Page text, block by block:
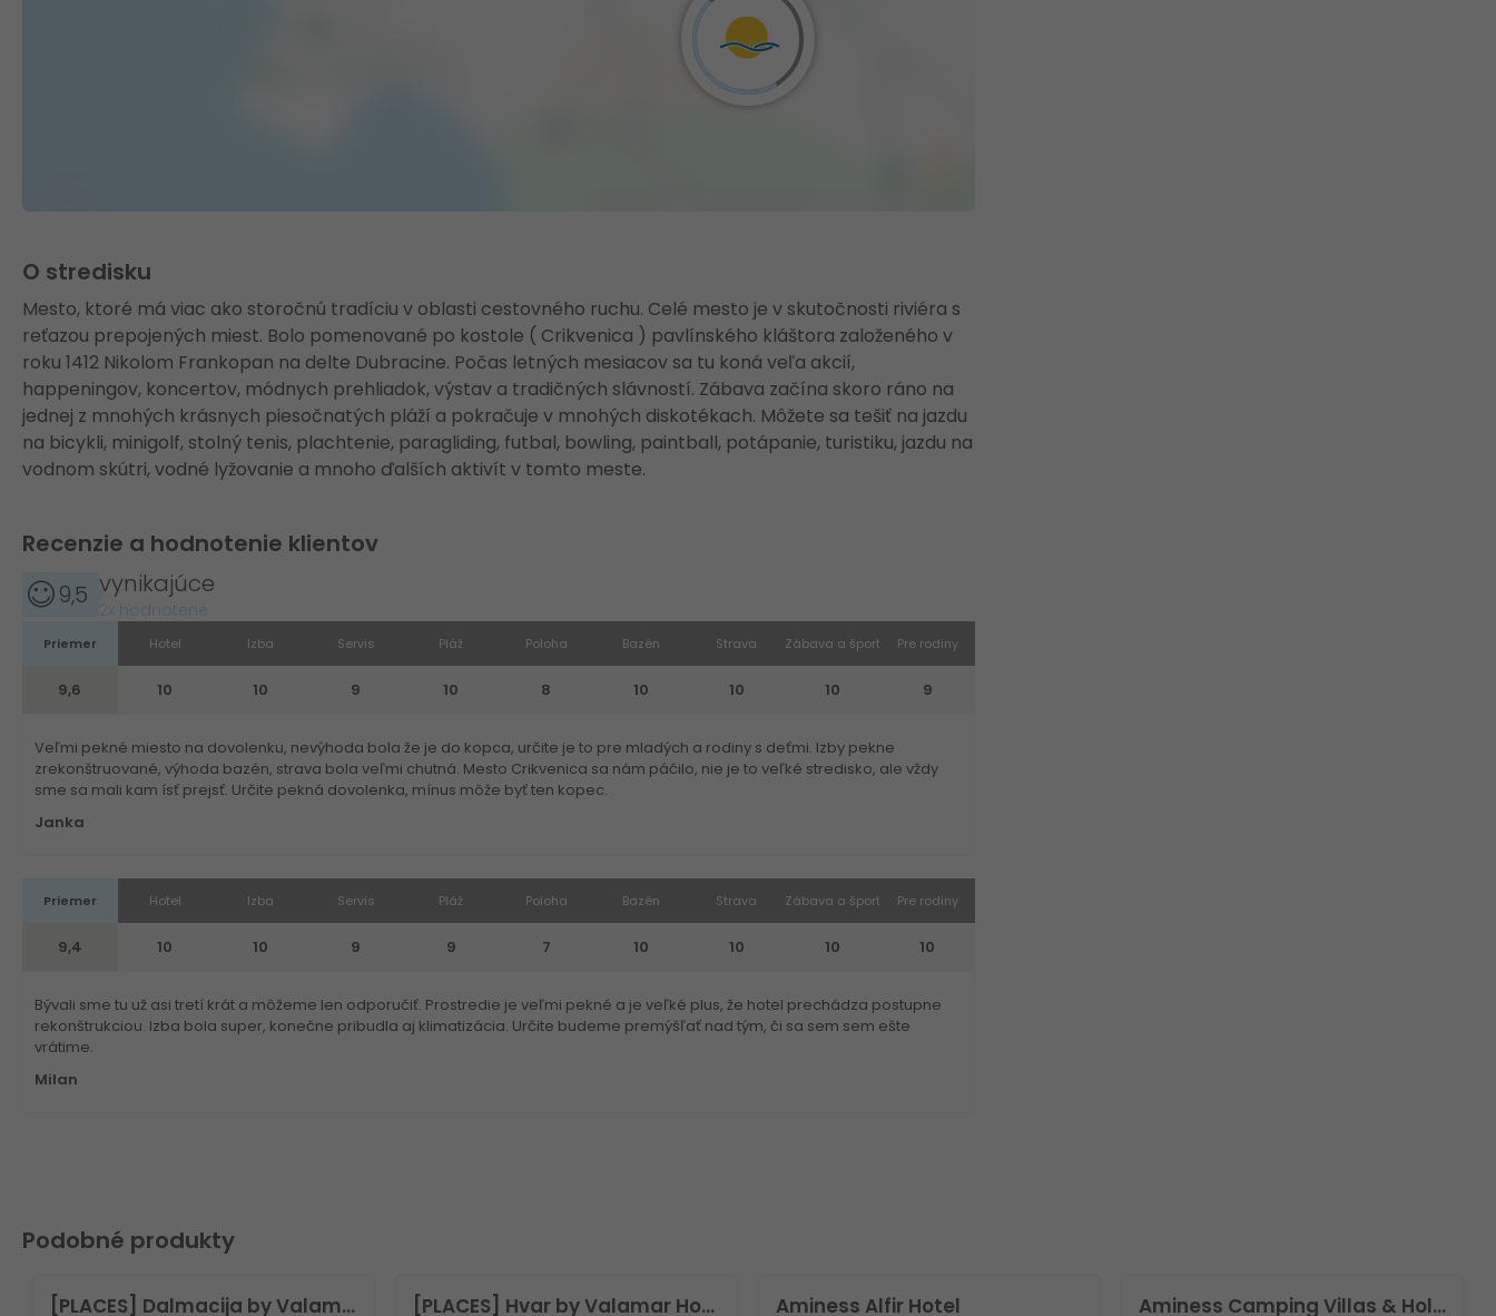
O stredisku
Mesto, ktoré má viac ako storočnú tradíciu v oblasti cestovného ruchu. Celé mesto je v skutočnosti riviéra s
reťazou prepojených miest. Bolo pomenované po kostole ( Crikvenica ) pavlínského kláštora založeného v
roku 1412 Nikolom Frankopan na delte Dubracine. Počas letných mesiacov sa tu koná veľa akcií,
happeningov, koncertov, módnych prehliadok, výstav a tradičných slávností. Zábava začína skoro ráno na
jednej z mnohých krásnych piesočnatých pláží a pokračuje v mnohých diskotékach. Môžete sa tešiť na jazdu
na bicykli, minigolf, stolný tenis, plachtenie, paragliding, futbal, bowling, paintball, potápanie, turistiku, jazdu na
vodnom skútri, vodné lyžovanie a mnoho ďalších aktivít v tomto meste.
Recenzie a hodnotenie klientov
9,5 vynikajúce
2x hodnotené
Priemer
9,6
Hotel
10
Izba
10
Servis
9
Pláž
10
Poloha
8
Bazén
10
Strava
10
Zábava a šport
10
Pre rodiny
9
Veľmi pekné miesto na dovolenku, nevýhoda bola že je do kopca, určite je to pre mladých a rodiny s deťmi. Izby pekne
zrekonštruované, výhoda bazén, strava bola veľmi chutná. Mesto Crikvenica sa nám páčilo, nie je to veľké stredisko, ale vždy
sme sa mali kam ísť prejsť. Určite pekná dovolenka, mínus môže byť ten kopec.
Janka
Priemer
9,4
Hotel
10
Izba
10
Servis
9
Pláž
9
Poloha
7
Bazén
10
Strava
10
Zábava a šport
10
Pre rodiny
10
Bývali sme tu už asi tretí krát a môžeme len odporučiť. Prostredie je veľmi pekné a je veľké plus, že hotel prechádza postupne
rekonštrukciou. Izba bola super, konečne pribudla aj klimatizácia. Určite budeme premýšľať nad tým, či sa sem sem ešte
vrátime.
Milan
Podobné produkty
[PLACES] Dalmacija by Valamar Hotel [PLACES] Hvar by Valamar Hotel Aminess Alfir Hotel Aminess Camping Villas & Holiday Homes Avalona